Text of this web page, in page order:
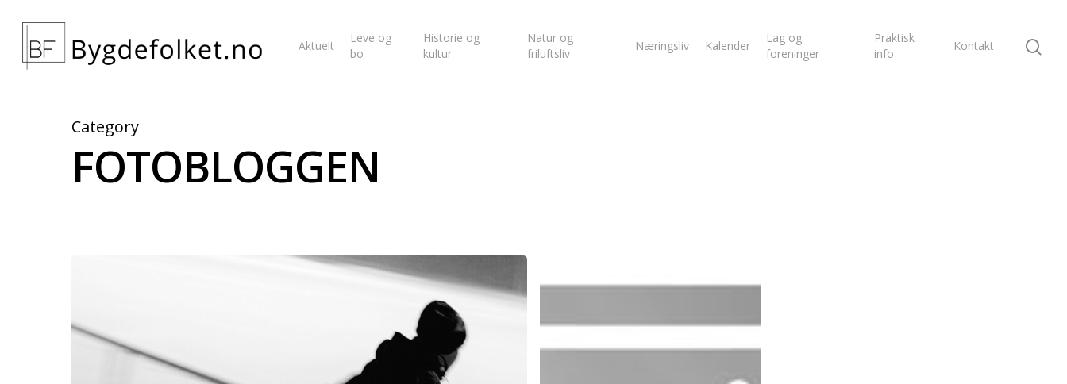
Aktuelt
Leve og
bo
Historie og
kultur
Natur og
friluftsliv
Næringsliv Kalender
Lag og
foreninger
Praktisk
info
Kontakt
Category
FOTOBLOGGEN